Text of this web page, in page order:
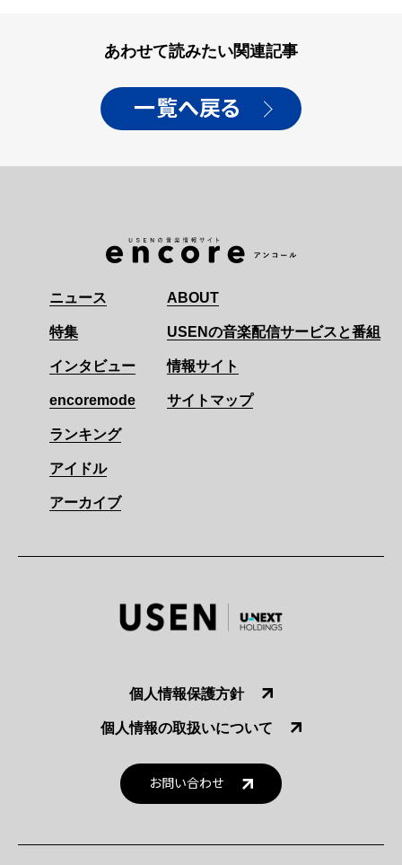
あわせて読みたい関連記事
一覧へ戻る
ニュース
特集
インタビュー
encoremode
ランキング
アイドル
アーカイブ
ABOUT
USENの音楽配信サービスと番組
情報サイト
サイトマップ
個人情報保護方針
個人情報の取扱いについて
お問い合わせ